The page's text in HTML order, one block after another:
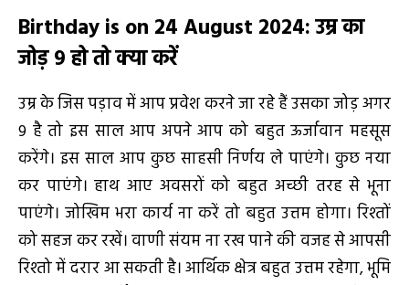
Birthday is on 24 August 2024:उम्र का
जोड़9हो तो क्या करें
उम्र के जिस पड़ाव में आप प्रवेश करने जा रहे हैं उसका जोड़ अगर
9 है तो इस साल आप अपने आप को बहुत ऊर्जावान महसूस
करेंगे। इस साल आप कुछ साहसी निर्णय ले पाएंगे। कुछ नया
कर पाएंगे। हाथ आए अवसरों को बहुत अच्छी तरह से भूना
पाएंगे। जोखिम भरा कार्य ना करें तो बहुत उत्तम होगा। रिश्तों
को सहज कर रखें। वाणी संयम ना रख पाने की वजह से आपसी
रिश्तो में दरार आ सकती है। आर्थिक क्षेत्र बहुत उत्तम रहेगा, भूमि